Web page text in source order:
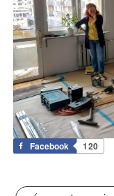
Facebook 120